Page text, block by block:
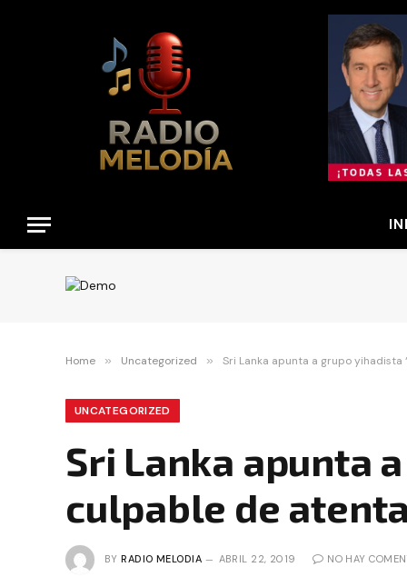
Home » Uncategorized » Sri Lanka apunta a grupo yihadista
UNCATEGORIZED
Sri Lanka apunta
culpable de
BY RADIO MELODIA ABRIL 22, 2019 NO HAY